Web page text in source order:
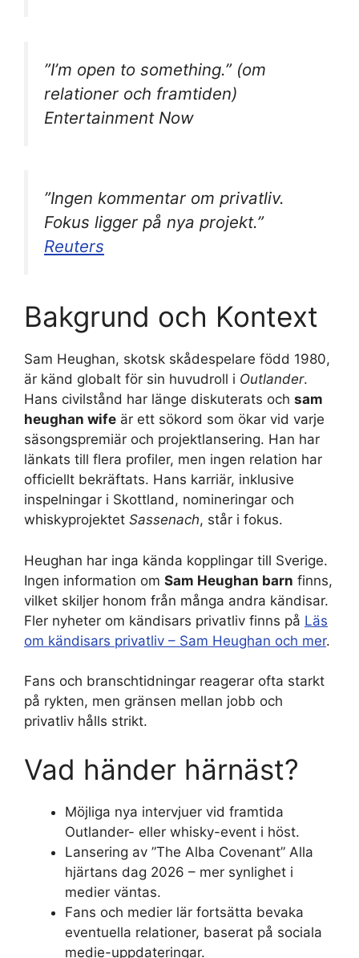
”I’m open to something.” (om
relationer och framtiden)
Entertainment Now
”Ingen kommentar om privatliv.
Fokus ligger på nya projekt.”
Reuters
Bakgrund och Kontext
Sam Heughan, skotsk skådespelare född 1980,
är känd globalt för sin huvudroll i Outlander.
Hans civilstånd har länge diskuterats och sam
heughan wife är ett sökord som ökar vid varje
säsongspremiär och projektlansering. Han har
länkats till flera profiler, men ingen relation har
officiellt bekräftats. Hans karriär, inklusive
inspelningar i Skottland, nomineringar och
whiskyprojektet Sassenach, står i fokus.
Heughan har inga kända kopplingar till Sverige.
Ingen information om Sam Heughan barn finns,
vilket skiljer honom från många andra kändisar.
Fler nyheter om kändisars privatliv finns på Läs
om kändisars privatliv – Sam Heughan och mer.
Fans och branschtidningar reagerar ofta starkt
på rykten, men gränsen mellan jobb och
privatliv hålls strikt.
Vad händer härnäst?
Möjliga nya intervjuer vid framtida
Outlander- eller whisky-event i höst.
Lansering av ”The Alba Covenant” Alla
hjärtans dag 2026 – mer synlighet i
medier väntas.
Fans och medier lär fortsätta bevaka
eventuella relationer, baserat på sociala
medie-uppdateringar.